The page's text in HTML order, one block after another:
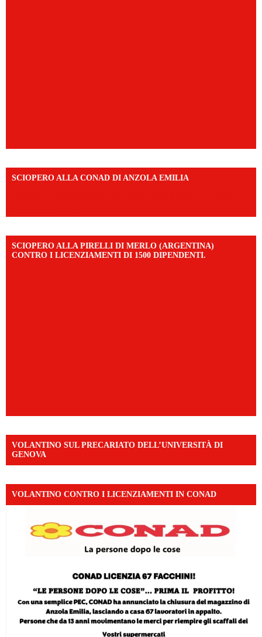
SCIOPERO ALLA CONAD DI ANZOLA EMILIA
SCIOPERO ALLA PIRELLI DI MERLO (ARGENTINA)
CONTRO I LICENZIAMENTI DI 1500 DIPENDENTI.
VOLANTINO SUL PRECARIATO DELL’UNIVERSITÀ DI
GENOVA
VOLANTINO CONTRO I LICENZIAMENTI IN CONAD